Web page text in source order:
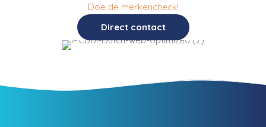
Doe de merkencheck!
Direct contact